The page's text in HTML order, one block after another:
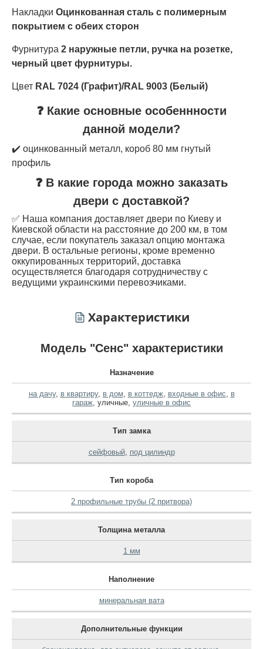
Накладки Оцинкованная сталь с полимерным
покрытием с обеих сторон
Фурнитура 2 наружные петли, ручка на розетке,
черный цвет фурнитуры.
Цвет RAL 7024 (Графит)/RAL 9003 (Белый)
❓ Какие основные особеннности
данной модели?
✔️ оцинкованный металл, короб 80 мм гнутый
профиль
❓ В какие города можно заказать
двери с доставкой?
✅ Наша компания доставляет двери по Киеву и
Киевской области на расстояние до 200 км, в том
случае, если покупатель заказал опцию монтажа
двери. В остальные регионы, кроме временно
оккупированных территорий, доставка
осуществляется благодаря сотрудничеству с
ведущими украинскими перевозчиками.
Характеристики
Модель "Сенс" характеристики
Назначение
на дачу, в квартиру, в дом в коттедж, входные в офис
в
гараж уличные уличные в офис
Тип замка
сейфовый, под цилиндр
Тип короба
2 профильные трубы (2 притвора)
Толщина металла
1 мм
Наполнение
минеральная вата
Дополнительные функции